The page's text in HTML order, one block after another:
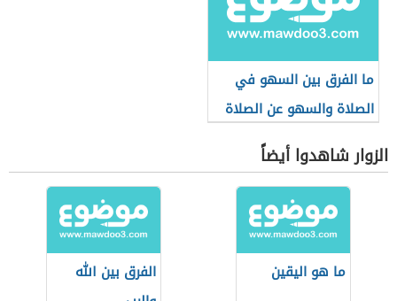
ما الفرق بين السهو في
الصلاة والسهو عن الصلاة
الزوار شاهدوا أيضاً
ما هو اليقين
الفرق بين الله